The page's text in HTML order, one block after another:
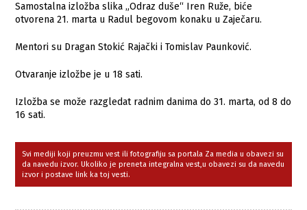
Samostalna izložba slika „Odraz duše“ Iren Ruže, biće
otvorena 21. marta u Radul begovom konaku u Zaječaru.
Mentori su Dragan Stokić Rajački i Tomislav Paunković.
Otvaranje izložbe je u 18 sati.
Izložba se može razgledat radnim danima do 31. marta, od 8 do
16 sati.
Svi mediji koji preuzmu vest ili fotografiju sa portala Za media u obavezi su
da navedu izvor. Ukoliko je preneta integralna vest,u obavezi su da navedu
izvor i postave link ka toj vesti.